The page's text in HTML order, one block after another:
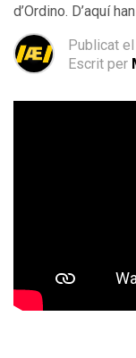
d’Ordino. D’aquí
Publicat el
Escrit per